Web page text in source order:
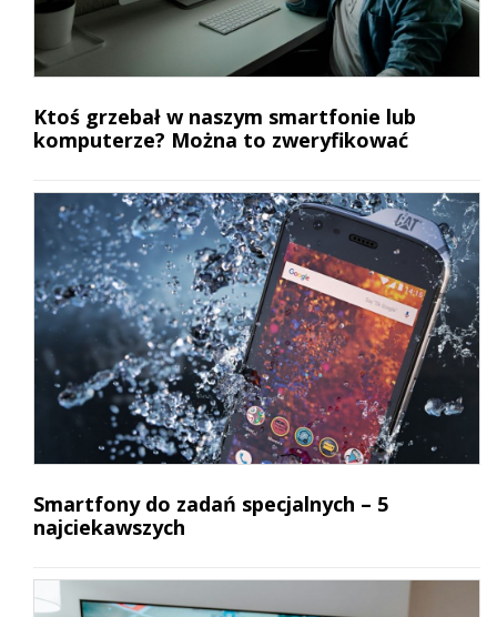
Ktoś grzebał w naszym smartfonie lub
komputerze? Można to zweryfikować
Smartfony do zadań specjalnych – 5
najciekawszych